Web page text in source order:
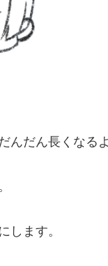
んだん長くなる
します。